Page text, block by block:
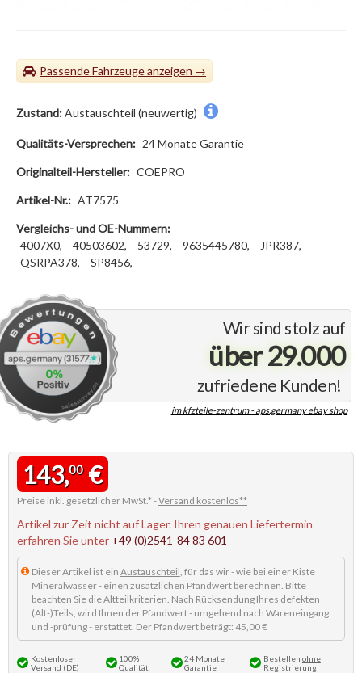
Passende Fahrzeuge
Wir sind stolz auf
über 29.000
zufriedene Kunden!
im kfzteile-zentrum - aps.germany ebay shop
Zustand:Austauschteil (neuwertig)
Qualitäts-Versprechen: 24 Monate Garantie
Originalteil-Hersteller: COEPRO
Artikel-Nr.: AT7575
Vergleichs- und OE-Nummern:
4007X0,
40503602, 53729, 9635445780,
JPR387,
QSRPA378,
SP8456,
143,00€
Preise inkl. gesetzlicher MwSt.* -Versand kostenlos**
Artikel zur Zeit nicht auf Lager. Ihren genauen Liefertermin
erfahren Sie unter +49 (0)2541-84 83 601
Dieser Artikel ist ein Austauschteil , für das wir - wie bei einer Kiste
Mineralwasser - einen zusätzlichen Pfandwert berechnen. Bitte
beachten Sie dieAltteilkriterien . Nach Rücksendung Ihres defekten
(Alt-)Teils, wird Ihnen der Pfandwert - umgehend nach Wareneingang
und -prüfung - erstattet. Der Pfandwert beträgt: 45,00 €
Kostenloser
Versand (DE)
100%
Qualität
24 Monate
Garantie
Bestellen ohne
Registrierung